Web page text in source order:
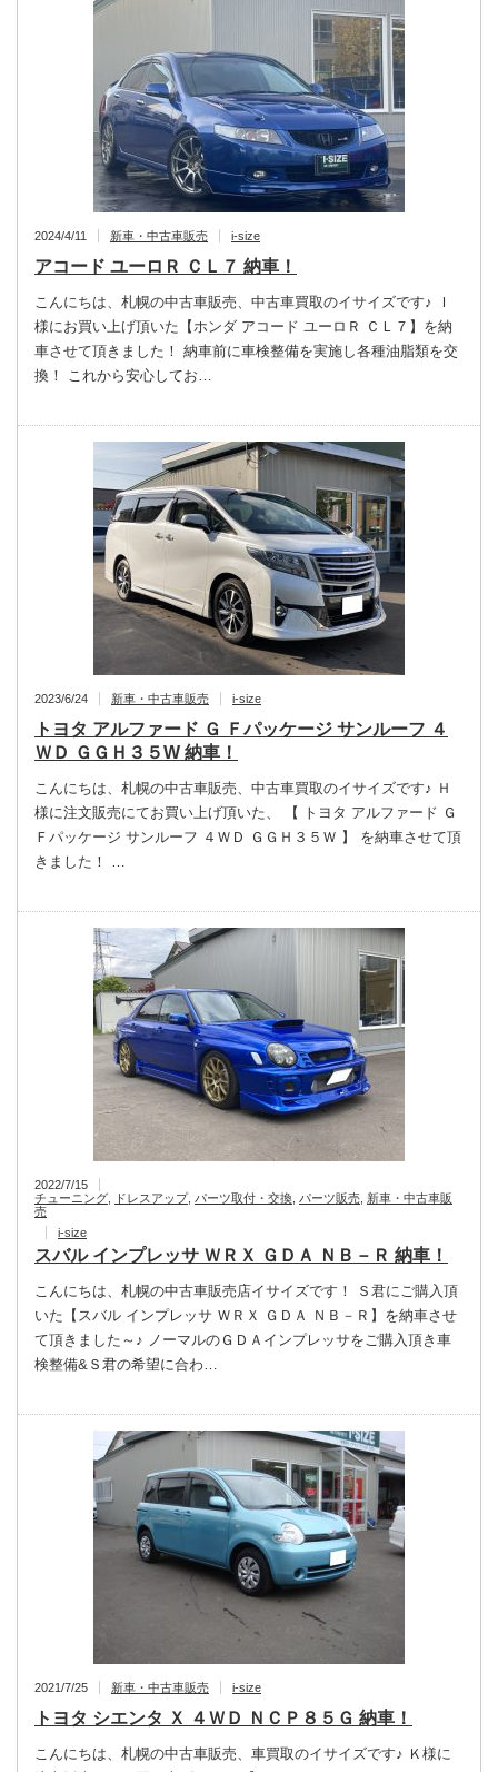
2024/4/11 新車・中古車販売 i-size
アコード ユーロＲ ＣＬ７ 納車！
こんにちは、札幌の中古車販売、中古車買取のイサイズです♪ Ｉ
様にお買い上げ頂いた【ホンダ アコード ユーロＲ ＣＬ７】を納
車させて頂きました！ 納車前に車検整備を実施し各種油脂類を交
換！ これから安心してお…
2023/6/24 新車・中古車販売 i-size
トヨタ アルファード Ｇ Ｆパッケージ サンルーフ ４
ＷＤ ＧＧＨ３５W 納車！
こんにちは、札幌の中古車販売、中古車買取のイサイズです♪ Ｈ
様に注文販売にてお買い上げ頂いた、 【 トヨタ アルファード Ｇ
Ｆパッケージ サンルーフ ４ＷＤ ＧＧＨ３５Ｗ 】 を納車させて頂
きました！ …
2022/7/15
チューニング
ドレスアップ, パーツ取付・交換 パーツ販売 新車・中古車販
売
i-size
スバル インプレッサ ＷＲＸ ＧＤＡ ＮＢ－Ｒ 納車！
こんにちは、札幌の中古車販売店イサイズです！ Ｓ君にご購入頂
いた【スバル インプレッサ ＷＲＸ ＧＤＡ ＮＢ－Ｒ】を納車させ
て頂きました～♪ ノーマルのＧＤＡインプレッサをご購入頂き車
検整備&Ｓ君の希望に合わ…
2021/7/25 新車・中古車販売 i-size
トヨタ シエンタ Ｘ ４ＷＤ ＮＣＰ８５Ｇ 納車！
こんにちは、札幌の中古車販売、車買取のイサイズです♪ Ｋ様に